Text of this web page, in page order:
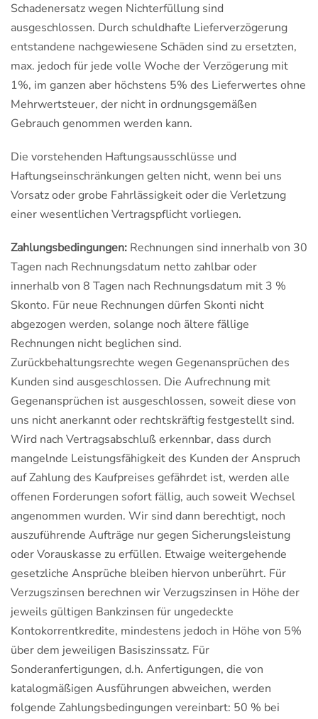
Schadenersatz wegen Nichterfüllung sind
ausgeschlossen. Durch schuldhafte Lieferverzögerung
entstandene nachgewiesene Schäden sind zu ersetzten,
max. jedoch für jede volle Woche der Verzögerung mit
1%, im ganzen aber höchstens 5% des Lieferwertes ohne
Mehrwertsteuer, der nicht in ordnungsgemäßen
Gebrauch genommen werden kann.
Die vorstehenden Haftungsausschlüsse und
Haftungseinschränkungen gelten nicht, wenn bei uns
Vorsatz oder grobe Fahrlässigkeit oder die Verletzung
einer wesentlichen Vertragspflicht vorliegen.
Zahlungsbedingungen: Rechnungen sind innerhalb von 30
Tagen nach Rechnungsdatum netto zahlbar oder
innerhalb von 8 Tagen nach Rechnungsdatum mit 3 %
Skonto. Für neue Rechnungen dürfen Skonti nicht
abgezogen werden, solange noch ältere fällige
Rechnungen nicht beglichen sind.
Zurückbehaltungsrechte wegen Gegenansprüchen des
Kunden sind ausgeschlossen. Die Aufrechnung mit
Gegenansprüchen ist ausgeschlossen, soweit diese von
uns nicht anerkannt oder rechtskräftig festgestellt sind.
Wird nach Vertragsabschluß erkennbar, dass durch
mangelnde Leistungsfähigkeit des Kunden der Anspruch
auf Zahlung des Kaufpreises gefährdet ist, werden alle
offenen Forderungen sofort fällig, auch soweit Wechsel
angenommen wurden. Wir sind dann berechtigt, noch
auszuführende Aufträge nur gegen Sicherungsleistung
oder Vorauskasse zu erfüllen. Etwaige weitergehende
gesetzliche Ansprüche bleiben hiervon unberührt. Für
Verzugszinsen berechnen wir Verzugszinsen in Höhe der
jeweils gültigen Bankzinsen für ungedeckte
Kontokorrentkredite, mindestens jedoch in Höhe von 5%
über dem jeweiligen Basiszinssatz. Für
Sonderanfertigungen, d.h. Anfertigungen, die von
katalogmäßigen Ausführungen abweichen, werden
folgende Zahlungsbedingungen vereinbart: 50 % bei